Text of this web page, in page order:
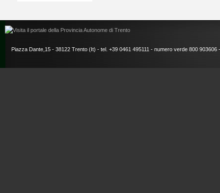
Piazza Dante,15 - 38122 Trento (It) - tel. +39 0461 495111 - numero verde 800 903606